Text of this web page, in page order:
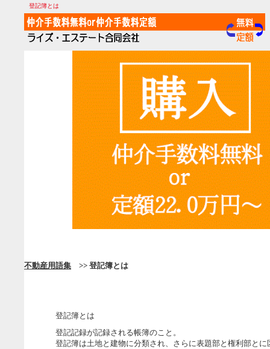
登記簿とは
不動産用語集 >> 登記簿とは
登記簿とは
登記記録が記録される帳簿のこと。
登記簿は土地と建物に分類され、さらに表題部と権利部と